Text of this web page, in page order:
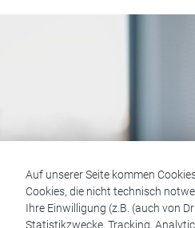
Auf unserer Seite kommen
Cookies, die nicht technisch
Ihre Einwilligung (z.B. (auch von